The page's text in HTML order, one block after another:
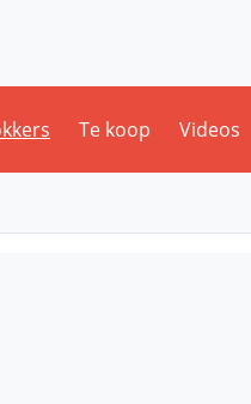
Te koop Videos